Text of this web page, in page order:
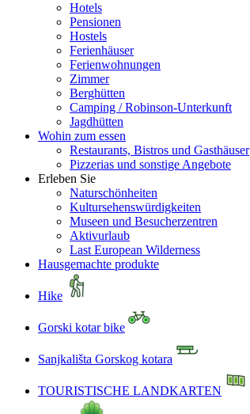
Hotels
Pensionen
Hostels
Ferienhäuser
Ferienwohnungen
Zimmer
Berghütten
Camping / Robinson-Unterkunft
Jagdhütten
Wohin zum essen
Restaurants, Bistros und Gasthäuser
Pizzerias und sonstige Angebote
Erleben Sie
Naturschönheiten
Kultursehenswürdigkeiten
Museen und Besucherzentren
Aktivurlaub
Last European Wilderness
Hausgemachte produkte
Hike
Gorski kotar bike
Sanjkališta Gorskog kotara
TOURISTISCHE LANDKARTEN